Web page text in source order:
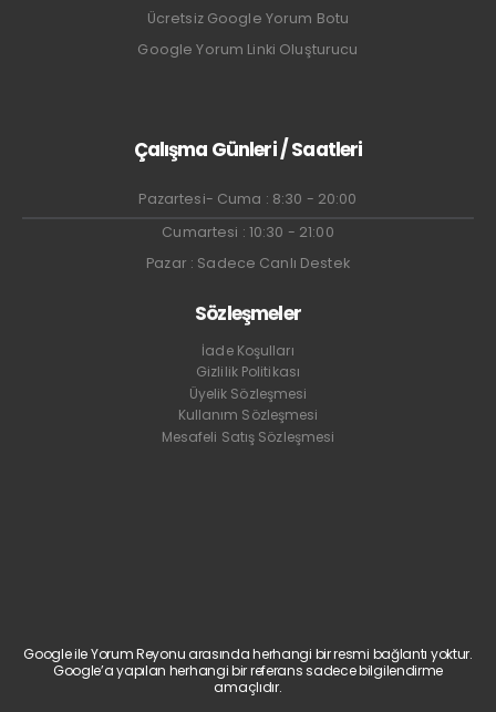
Ücretsiz Google Yorum Botu
Google Yorum Linki Oluşturucu
Çalışma Günleri / Saatleri
Pazartesi- Cuma : 8:30 - 20:00
Cumartesi : 10:30 - 21:00
Pazar : Sadece Canlı Destek
Sözleşmeler
İade Koşulları
Gizlilik Politikası
Üyelik Sözleşmesi
Kullanım Sözleşmesi
Mesafeli Satış Sözleşmesi
Google ile Yorum Reyonu arasında herhangi bir resmi bağlantı yoktur.
Google’a yapılan herhangi bir referans sadece bilgilendirme
amaçlıdır.